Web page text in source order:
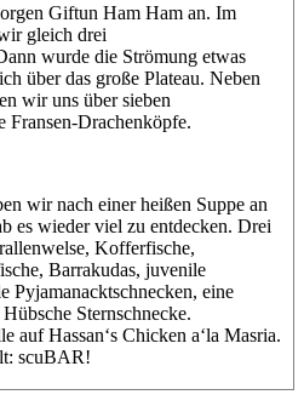
Giftun Ham Ham an. Im
gleich drei
wurde die Strömung etwas
über das große Plateau. Neben
wir uns über sieben
Fransen-Drachenköpfe.
wir nach einer heißen Suppe an
es wieder viel zu entdecken. Drei
Kofferfische,
Barrakudas, juvenile
Pyjamanacktschnecken, eine
Sternschnecke.
auf Hassan‘s Chicken a‘la Masria.
scuBAR!